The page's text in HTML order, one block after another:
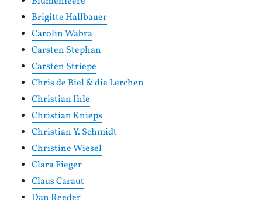
Brigitte Hallbauer
Carolin Wabra
Carsten Stephan
Carsten Striepe
Chris de Biel & die Lërchen
Christian Ihle
Christian Knieps
Christian Y. Schmidt
Christine Wiesel
Clara Fieger
Claus Caraut
Dan Reeder